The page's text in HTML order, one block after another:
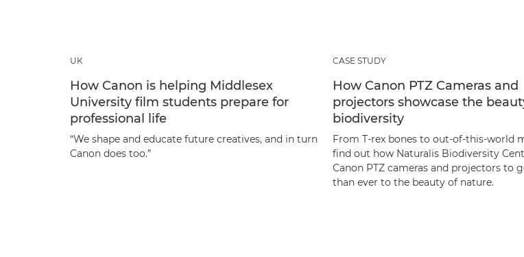
UK
How Canon is helping Middlesex
University film students prepare for
professional life
“We shape and educate future creatives, and in turn
Canon does too.”
CASE STUDY
How Canon PTZ Cameras and
projectors showcase the
biodiversity
From T-rex bones to out-of-this-world
find out how Naturalis Biodiversity
Canon PTZ cameras and projectors to
than ever to the beauty of nature.